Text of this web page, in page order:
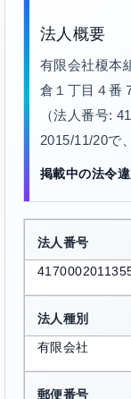
法人概要
有限会社榎本
倉１丁目４番
（法人番号:
2015/11/20で
掲載中の法令
法人番号
法人種別
有限会社
郵便番号